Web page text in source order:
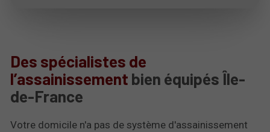
Des spécialistes de
l’assainissement bien équipés Île-
de-France
Votre domicile n'a pas de système d'assainissement